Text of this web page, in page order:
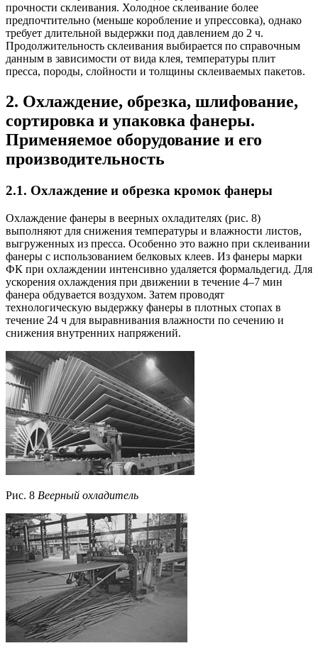
прочности склеивания. Холодное склеивание более
предпочтительно (меньше коробление и упрессовка), однако
требует длительной выдержки под давлением до 2 ч.
Продолжительность склеивания выбирается по справочным
данным в зависимости от вида клея, температуры плит
пресса, породы, слойности и толщины склеиваемых пакетов.
2. Охлаждение, обрезка, шлифование,
сортировка и упаковка фанеры.
Применяемое оборудование и его
производительность
2.1. Охлаждение и обрезка кромок фанеры
Охлаждение фанеры в веерных охладителях (рис. 8)
выполняют для снижения температуры и влажности листов,
выгруженных из пресса. Особенно это важно при склеивании
фанеры с использованием белковых клеев. Из фанеры марки
ФК при охлаждении интенсивно удаляется формальдегид. Для
ускорения охлаждения при движении в течение 4–7 мин
фанера обдувается воздухом. Затем проводят
технологическую выдержку фанеры в плотных стопах в
течение 24 ч для выравнивания влажности по сечению и
снижения внутренних напряжений.
Рис. 8 Веерный охладитель